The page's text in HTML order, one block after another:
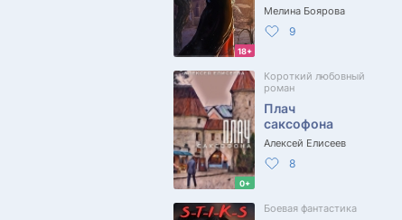
18+
Мелина Боярова
9
0+
Короткий любовный
роман
Плач
саксофона
Алексей Елисеев
8
Боевая фантастика